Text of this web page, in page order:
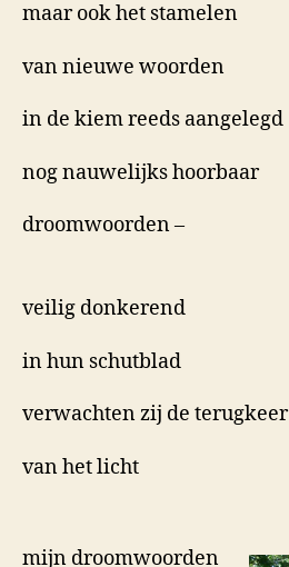
maar ook het stamelen
van nieuwe woorden
in de kiem reeds aangelegd
nog nauwelijks hoorbaar
droomwoorden –
veilig donkerend
in hun schutblad
verwachten zij de terugkeer
van het licht
mijn droomwoorden